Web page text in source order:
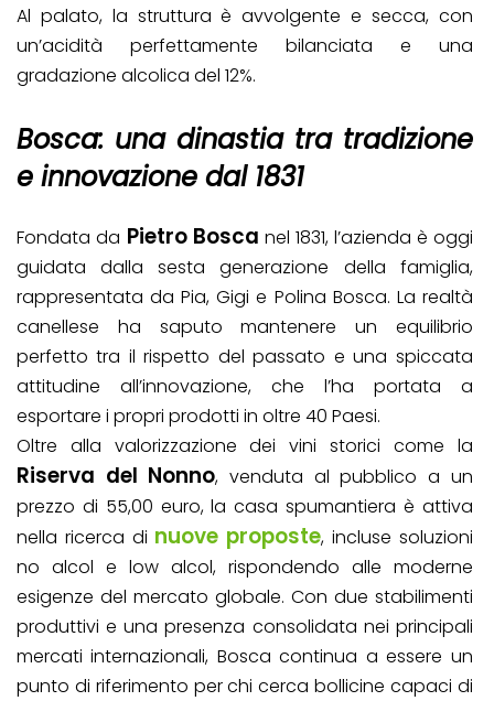
Al palato, la struttura è avvolgente e secca, con
un’acidità perfettamente bilanciata e una
gradazione alcolica del 12%.
Bosca: una dinastia tra tradizione
e innovazione dal 1831
Fondata da Pietro Bosca nel 1831, l’azienda è oggi
guidata dalla sesta generazione della famiglia,
rappresentata da Pia, Gigi e Polina Bosca. La realtà
canellese ha saputo mantenere un equilibrio
perfetto tra il rispetto del passato e una spiccata
attitudine all’innovazione, che l’ha portata a
esportare i propri prodotti in oltre 40 Paesi.
Oltre alla valorizzazione dei vini storici come la
Riserva del Nonno, venduta al pubblico a un
prezzo di 55,00 euro, la casa spumantiera è attiva
nella ricerca di nuove proposte, incluse soluzioni
no alcol e low alcol, rispondendo alle moderne
esigenze del mercato globale. Con due stabilimenti
produttivi e una presenza consolidata nei principali
mercati internazionali, Bosca continua a essere un
punto di riferimento per chi cerca bollicine capaci di